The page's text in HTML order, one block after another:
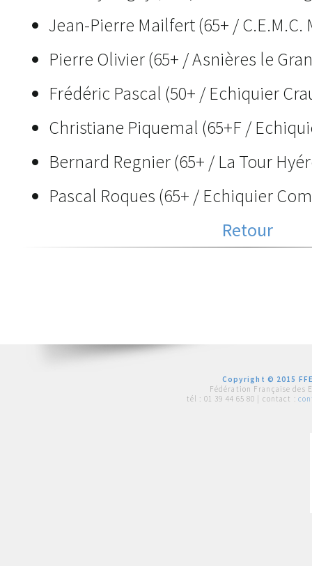
Jean-Pierre Mailfert (65+ / C.E.M.C.
Pierre Olivier (65+ / Asnières le
Frédéric Pascal (50+ / Echiquier
Christiane Piquemal (65+F /
Bernard Regnier (65+ / La Tour
Pascal Roques (65+ / Echiquier
Retour
Copyright © 2015
Fédération Française des
tél : 01 39 44 65 80 | contact :